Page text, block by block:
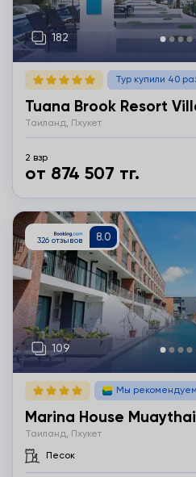
Тур купили 40
Tuana Brook Resort
Таиланд, Пхукет
2 взр
от 874 507 тг.
Мы рекомендуем
Marina House
Таиланд, Пхукет
Песок
Подробнее